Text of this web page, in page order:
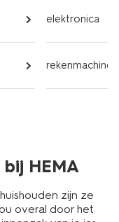
elektronica
HEMA
zijn ze
overal door het